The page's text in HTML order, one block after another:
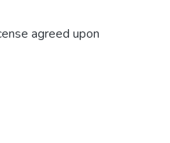
agreed upon